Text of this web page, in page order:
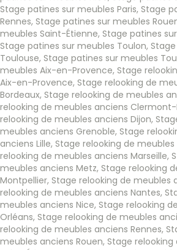
Stage patines sur meubles Paris, Stage
Rennes, Stage patines sur meubles
meubles Saint-Étienne, Stage patines
Stage patines sur meubles Toulon,
Toulouse, Stage patines sur meubles
meubles Aix-en-Provence, Stage
Aix-en-Provence, Stage relooking de
Bordeaux, Stage relooking de meubles
relooking de meubles anciens Clermont-
relooking de meubles anciens Dijon,
meubles anciens Grenoble, Stage
anciens Lille, Stage relooking de meubles
relooking de meubles anciens Marseille,
meubles anciens Metz, Stage relooking
Montpellier, Stage relooking de meubles
relooking de meubles anciens Nantes,
meubles anciens Nice, Stage relooking
Orléans, Stage relooking de meubles
relooking de meubles anciens Rennes,
meubles anciens Rouen, Stage